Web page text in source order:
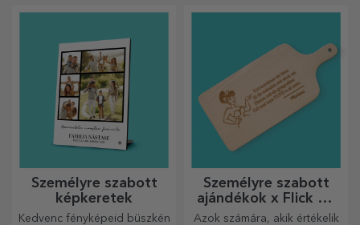
Személyre szabott
képkeretek
Kedvenc fényképeid büszkén
Személyre szabott
ajándékok x Flick Mr
Rima
Azok számára, akik értékelik